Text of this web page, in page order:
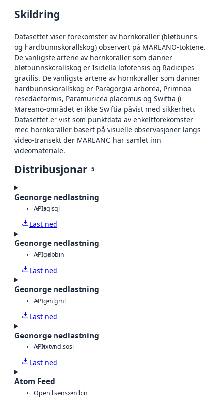
Skildring
Datasettet viser forekomster av hornkoraller (bløtbunns-
og hardbunnskorallskog) observert på MAREANO-toktene.
De vanligste artene av hornkoraller som danner
bløtbunnskorallskog er Isidella lofotensis og Radicipes
gracilis. De vanligste artene av hornkoraller som danner
hardbunnskorallskog er Paragorgia arborea, Primnoa
resedaeformis, Paramuricea placomus og Swiftia (i
Mareano-området er ikke Swiftia påvist med sikkerhet).
Datasettet er vist som punktdata av enkeltforekomster
med hornkoraller basert på visuelle observasjoner langs
video-transekt der MAREANO har samlet inn
videomateriale.
Distribusjonar 5
Geonorge nedlastning
APIsqlsql
Last ned
Geonorge nedlastning
APIgdbbin
Last ned
Geonorge nedlastning
APIgmlgml
Last ned
Geonorge nedlastning
APItxtvnd.sosi
Last ned
Atom Feed
Open lisensxmlbin